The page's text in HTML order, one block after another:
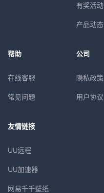
有奖活动
产品动态
帮助
在线客服
常见问题
公司
隐私政策
用户协议
友情链接
UU远程
UU加速器
网易千千壁纸